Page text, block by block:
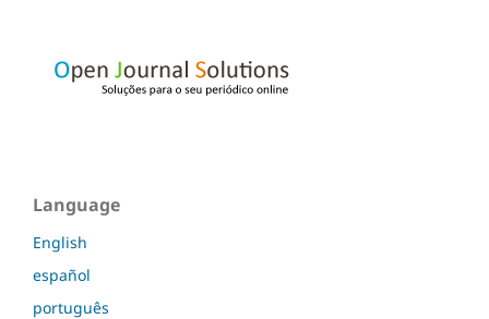
Language
English
español
português